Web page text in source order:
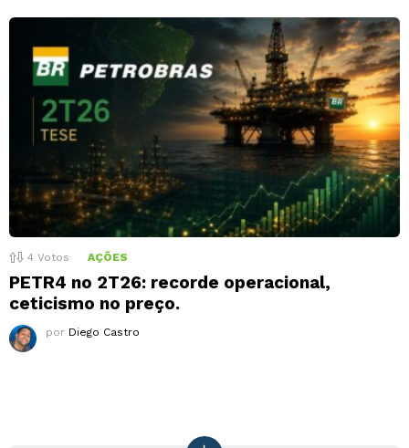
4 Votos AÇÕES
PETR4 no 2T26: recorde operacional,
ceticismo no preço.
por Diego Castro